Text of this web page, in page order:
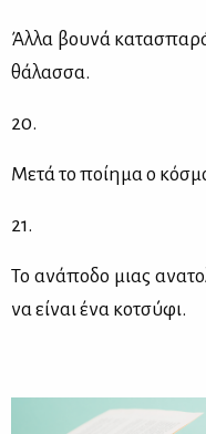
Άλ­λα βου­νά
θά­λασ­σα.
20.
Με­τά το ποί­η­μα ο
21.
Το ανά­πο­δο μιας
να εί­ναι ένα κο­τσύ­φι.